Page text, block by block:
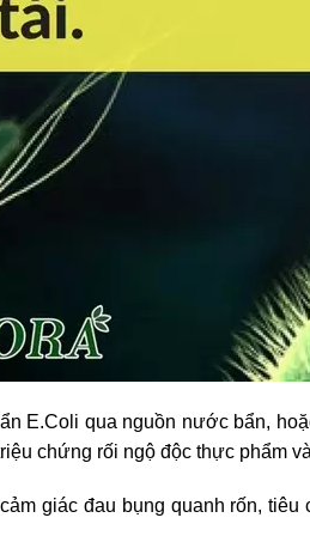
E.Coli qua nguồn nước bẩn,
chứng rối ngộ độc thực phẩm
giác đau bụng quanh rốn, tiêu